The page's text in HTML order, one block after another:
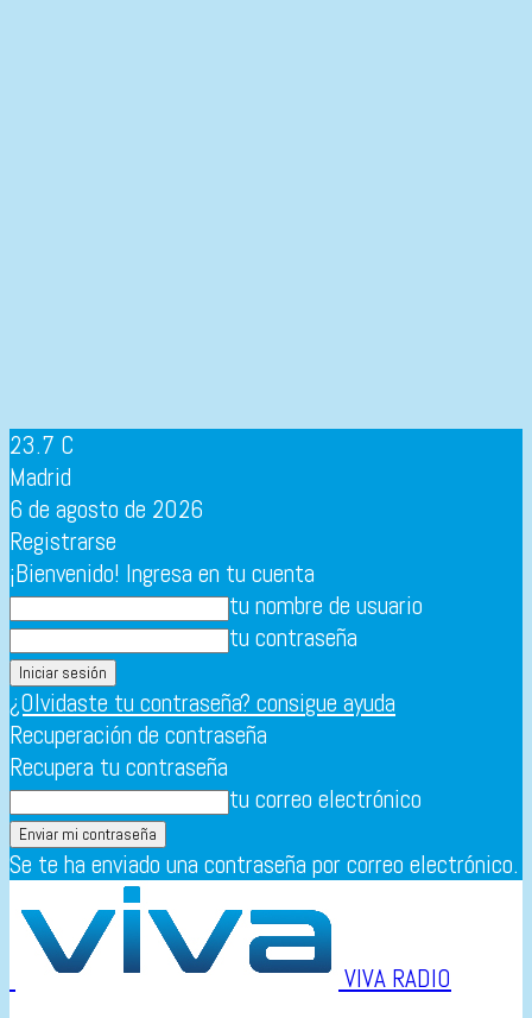
23.7 C
Madrid
6 de agosto de 2026
Registrarse
¡Bienvenido! Ingresa en tu cuenta
tu nombre de usuario
tu contraseña
¿Olvidaste tu contraseña? consigue ayuda
Recuperación de contraseña
Recupera tu contraseña
tu correo electrónico
Se te ha enviado una contraseña por correo electrónico.
VIVA RADIO